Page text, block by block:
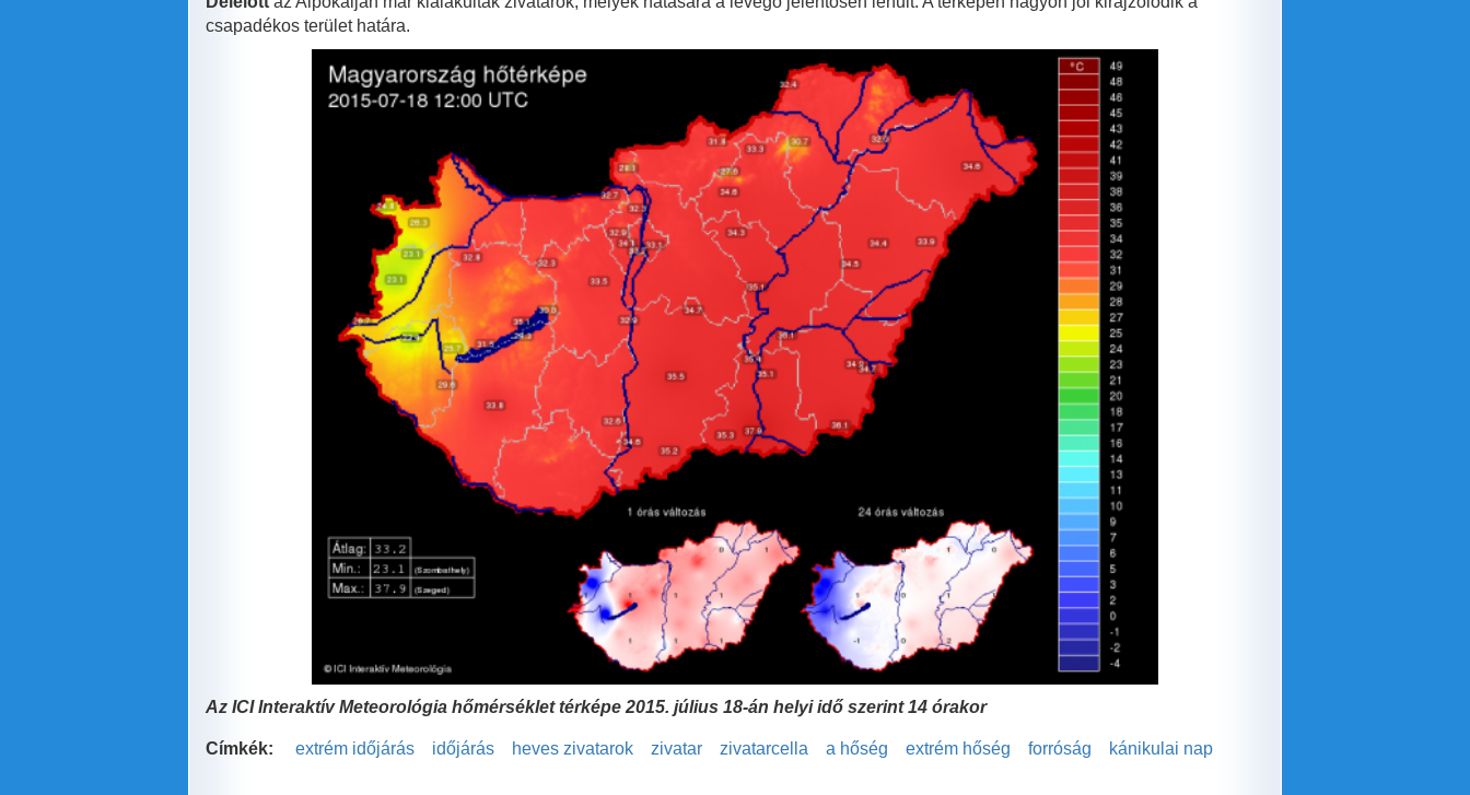
csapadékos terület határa.
Az ICIInteraktív Meteorológia hőmérséklet térképe 2015. július 18-án helyi idő szerint 14 órakor
Címkék: extrém időjárás időjárás heves zivatarok zivatar zivatarcella a hőség extrém hőség forróság kánikulai nap